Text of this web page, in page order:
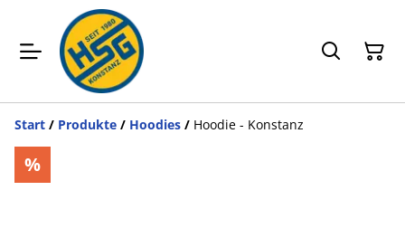
Start / Produkte / Hoodies / Hoodie - Konstanz
%